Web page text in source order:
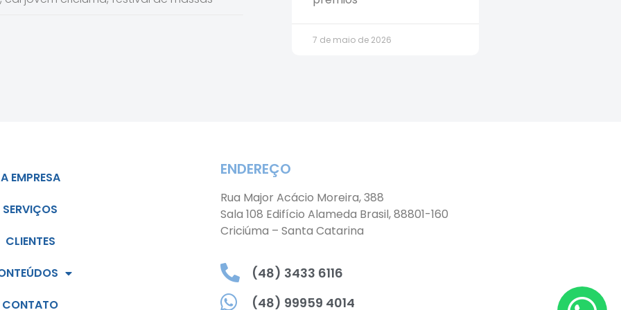
7 de maio de 2026
A EMPRESA
SERVIÇOS
CLIENTES
CONTATO
ENDEREÇO
Rua Major Acácio Moreira, 388
Sala 108 Edifício Alameda Brasil, 88801-160
Criciúma – Santa Catarina
(48) 3433 6116
(48) 99959 4014